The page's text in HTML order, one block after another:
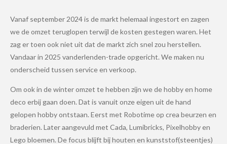
Vanaf september 2024 is de markt helemaal ingestort en zagen
we de omzet teruglopen terwijl de kosten gestegen waren. Het
zag er toen ook niet uit dat de markt zich snel zou herstellen.
Vandaar in 2025 vanderlenden-trade opgericht. We maken nu
onderscheid tussen service en verkoop.
Om ook in de winter omzet te hebben zijn we de hobby en home
deco erbij gaan doen. Dat is vanuit onze eigen uit de hand
gelopen hobby ontstaan. Eerst met Robotime op crea beurzen en
braderien. Later aangevuld met Cada, Lumibricks, Pixelhobby en
Lego bloemen. De focus blijft bij houten en kunststof(steentjes)